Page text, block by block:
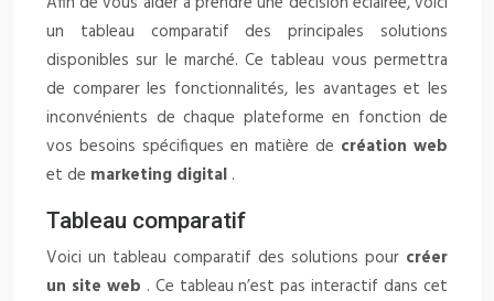
un tableau comparatif des principales solutions
disponibles sur le marché. Ce tableau vous permettra
de comparer les fonctionnalités, les avantages et les
inconvénients de chaque plateforme en fonction de
vos besoins spécifiques en matière de création web
et de marketing digital .
Tableau comparatif
Voici un tableau comparatif des solutions pour créer
un site web . Ce tableau n’est pas interactif dans cet